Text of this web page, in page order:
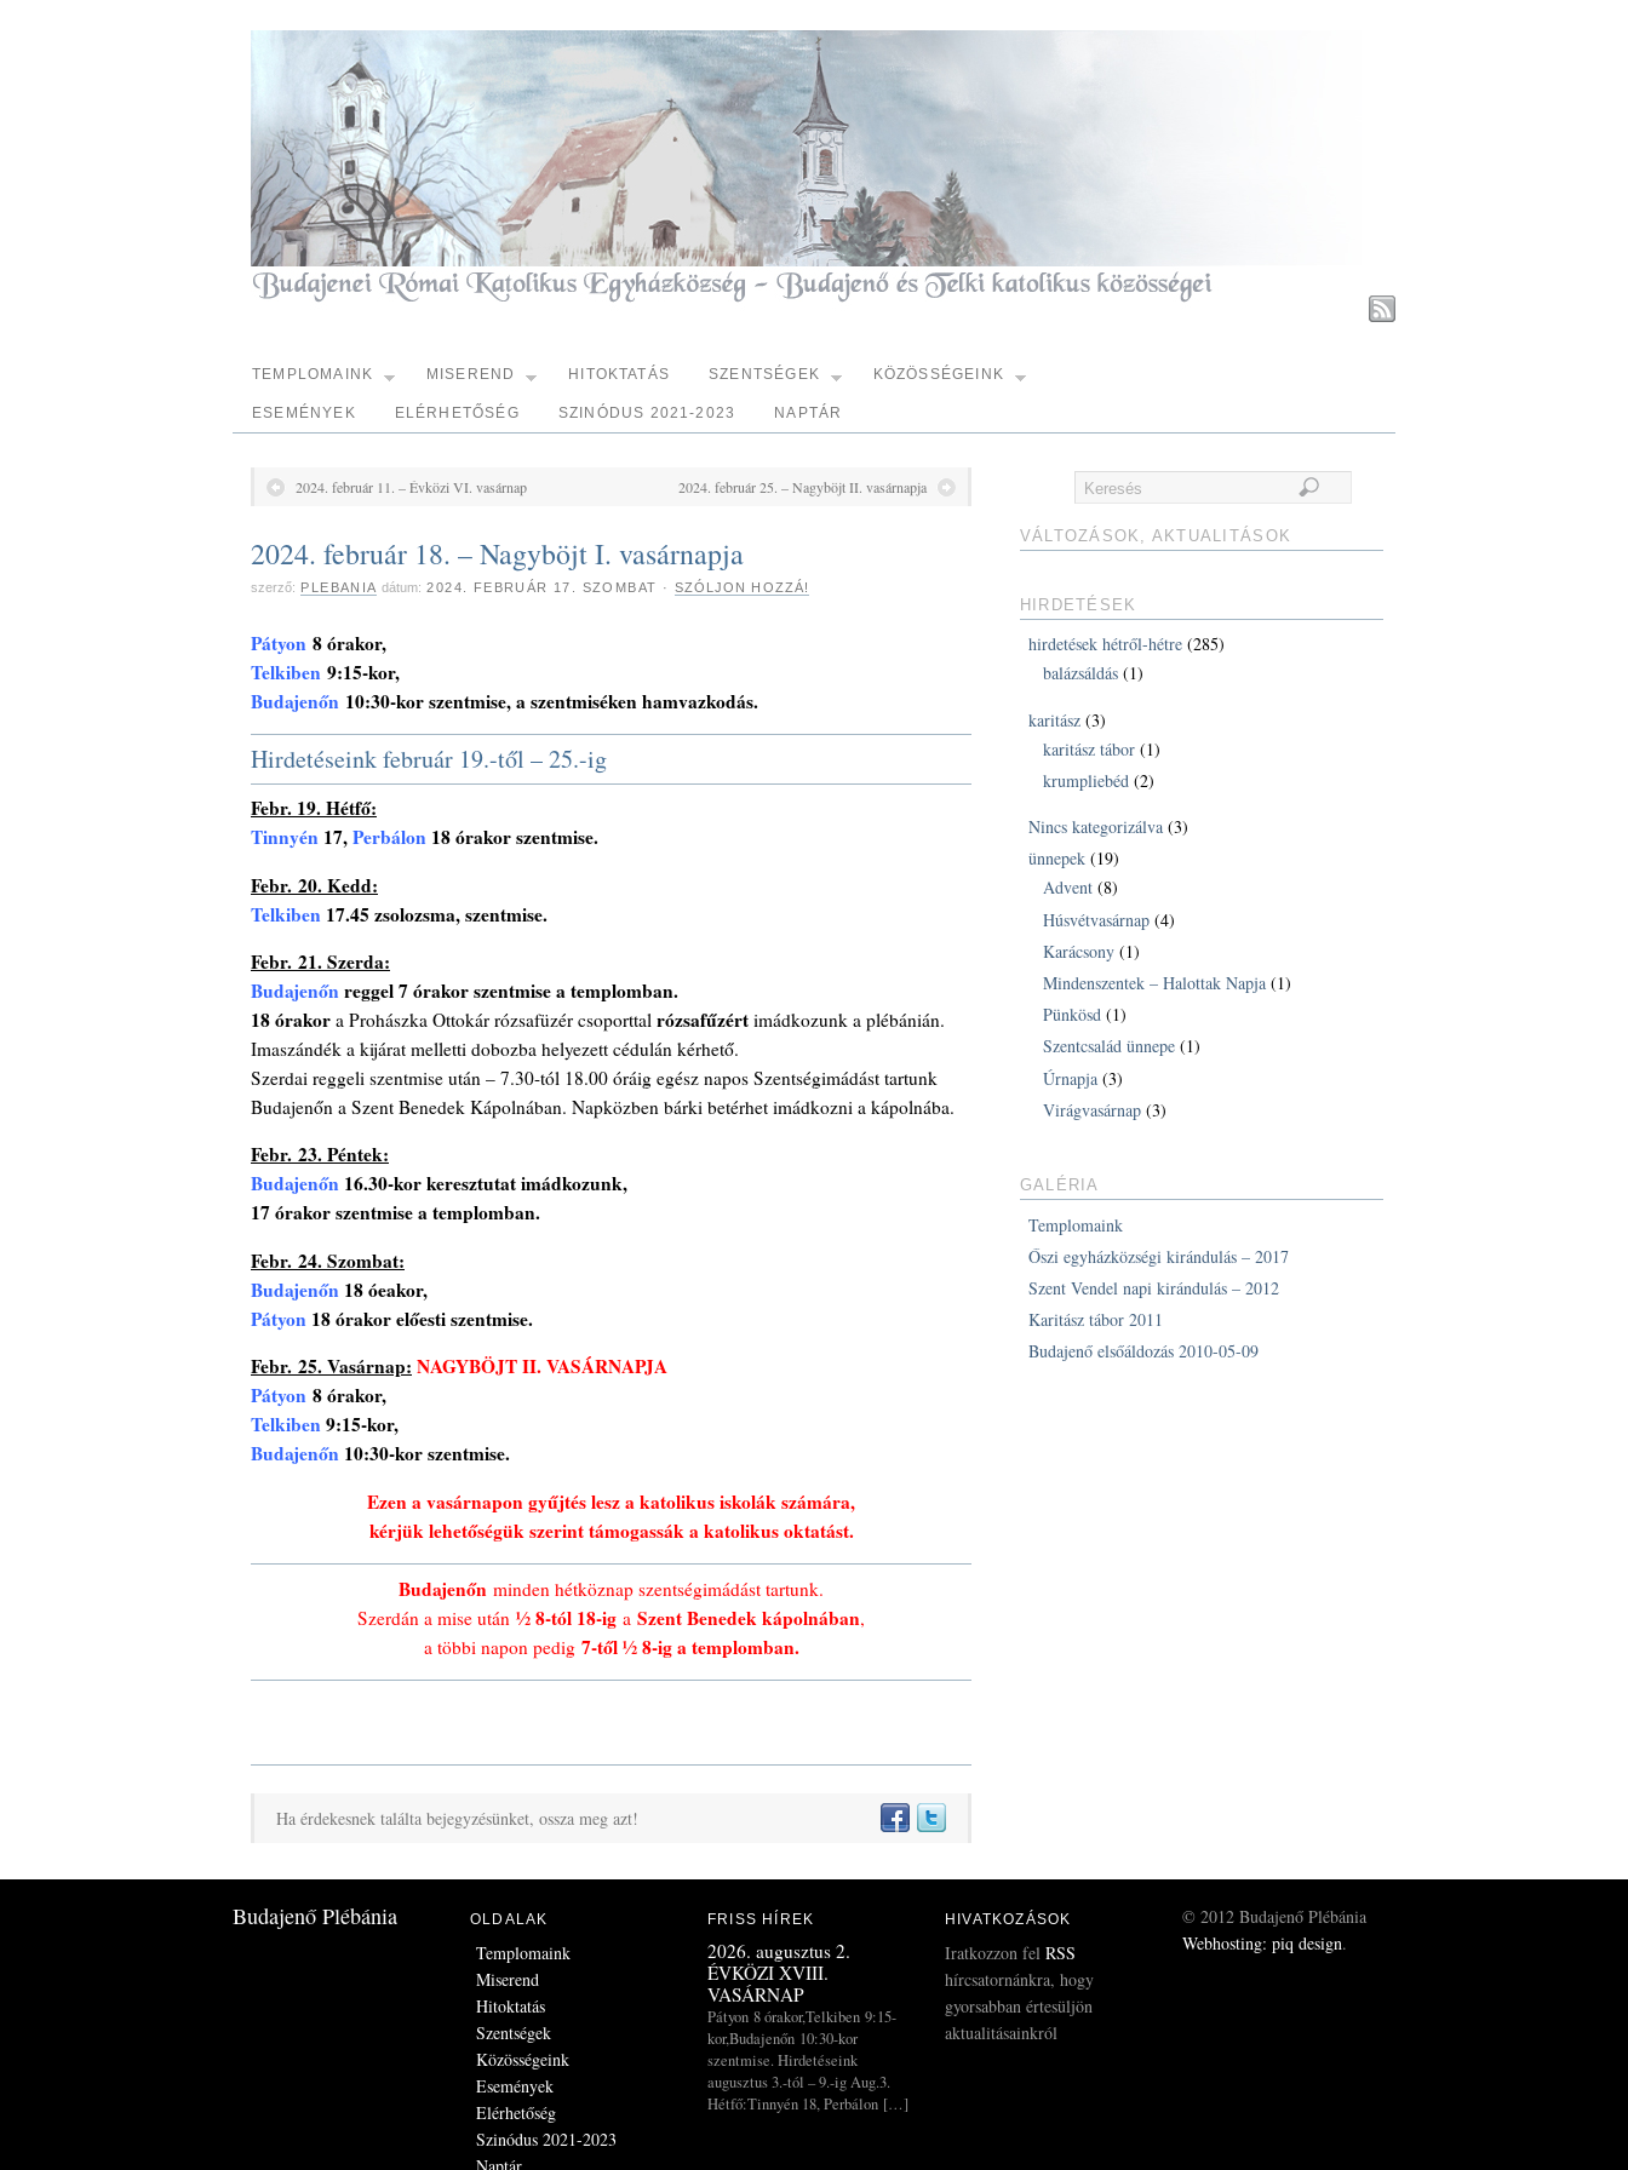
TEMPLOMAINK MISEREND HITOKTATÁS SZENTSÉGEK KÖZÖSSÉGEINK
ESEMÉNYEK ELÉRHETŐSÉG SZINÓDUS 2021-2023 NAPTÁR
2024. február 11. – Évközi VI. vasárnap 2024. február 25. – Nagyböjt II. vasárnapja
2024. február 18. – Nagyböjt I. vasárnapja
szerző: PLEBANIA dátum: 2024. FEBRUÁR 17. SZOMBAT · SZÓLJON HOZZÁ!
Pátyon 8 órakor,
Telkiben 9:15-kor,
Budajenőn 10:30-kor szentmise, a szentmiséken hamvazkodás.
Hirdetéseink február 19.-től – 25.-ig
Febr. 19. Hétfő:
Tinnyén 17,Perbálon 18 órakor szentmise.
Febr. 20. Kedd:
Telkiben 17.45 zsolozsma, szentmise.
Febr. 21. Szerda:
Budajenőnreggel 7 órakor szentmise a templomban.
18 órakor a Prohászka Ottokár rózsafüzér csoporttal rózsafűzért imádkozunk a plébánián.
Imaszándék a kijárat melletti dobozba helyezett cédulán kérhető.
Szerdai reggeli szentmise után – 7.30-tól 18.00 óráig egész napos Szentségimádást tartunk
Budajenőn a Szent Benedek Kápolnában. Napközben bárki betérhet imádkozni a kápolnába.
Febr. 23. Péntek:
Budajenőn 16.30-korkeresztutat imádkozunk,
17 órakor szentmise a templomban.
Febr. 24. Szombat:
Budajenőn 18 óeakor,
Pátyon 18 órakor előesti szentmise.
Febr. 25. Vasárnap: NAGYBÖJT II. VASÁRNAPJA
Pátyon 8 órakor,
Telkiben9:15-kor,
Budajenőn 10:30-kor szentmise.
Ezen a vasárnapon gyűjtés lesz a katolikus iskolák számára,
kérjük lehetőségük szerint támogassák a katolikus oktatást.
Budajenőn minden hétköznap szentségimádást tartunk.
Szerdán a mise után ½ 8-tól 18-ig a Szent Benedek kápolnában,
a többi napon pedig7-től ½ 8-ig a templomban.
Ha érdekesnek találta bejegyzésünket, ossza meg azt!
VÁLTOZÁSOK, AKTUALITÁSOK
HIRDETÉSEK
hirdetések hétről-hétre (285)
balázsáldás (1)
karitász (3)
karitász tábor (1)
krumpliebéd (2)
Nincs kategorizálva (3)
ünnepek (19)
Advent (8)
Húsvétvasárnap (4)
Karácsony (1)
Mindenszentek – Halottak Napja (1)
Pünkösd (1)
Szentcsalád ünnepe (1)
Úrnapja (3)
Virágvasárnap (3)
GALÉRIA
Templomaink
Őszi egyházközségi kirándulás – 2017
Szent Vendel napi kirándulás – 2012
Karitász tábor 2011
Budajenő elsőáldozás 2010-05-09
Budajenő Plébánia OLDALAK
Templomaink
Miserend
Hitoktatás
Szentségek
Közösségeink
Események
Elérhetőség
Szinódus 2021-2023
Naptár
FRISS HÍREK
2026. augusztus 2.
ÉVKÖZI XVIII.
VASÁRNAP
Pátyon 8 órakor,Telkiben 9:15-
kor,Budajenőn 10:30-kor
szentmise. Hirdetéseink
augusztus 3.-tól – 9.-ig Aug.3.
Hétfő:Tinnyén 18, Perbálon […]
HIVATKOZÁSOK
Iratkozzon fel RSS
hírcsatornánkra, hogy
gyorsabban értesüljön
aktualitásainkról
© 2012 Budajenő Plébánia
Webhosting: piq design.